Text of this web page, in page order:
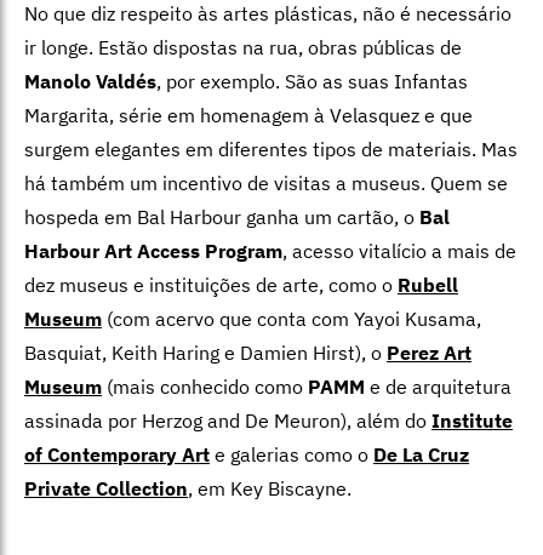
No que diz respeito às artes plásticas, não é necessário
ir longe. Estão dispostas na rua, obras públicas de
Manolo Valdés, por exemplo. São as suas Infantas
Margarita, série em homenagem à Velasquez e que
surgem elegantes em diferentes tipos de materiais. Mas
há também um incentivo de visitas a museus. Quem se
hospeda em Bal Harbour ganha um cartão, o Bal
Harbour Art Access Program, acesso vitalício a mais de
dez museus e instituições de arte, como o Rubell
Museum (com acervo que conta com Yayoi Kusama,
Basquiat, Keith Haring e Damien Hirst), o Perez Art
Museum (mais conhecido como PAMM e de arquitetura
assinada por Herzog and De Meuron), além do Institute
of Contemporary Art e galerias como o De La Cruz
Private Collection, em Key Biscayne.